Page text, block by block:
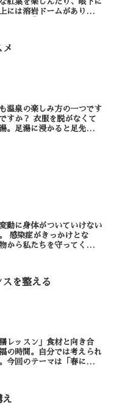
紅葉を楽しんだり、眼下に
には溶岩ドームがあり、こ
温泉の楽しみ方の一つです
脱がなくて
。足湯に浸かると足先の血
動に身体がついていけない
から私たちを守ってくれる
を整える
レッスン」食材と向き合
の時間。自分では考えられ
今回のテーマは「春に乱れ
え